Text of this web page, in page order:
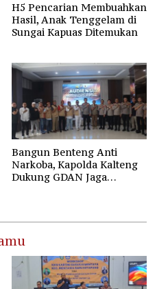
H5 Pencarian Membuahkan
Hasil, Anak Tenggelam di
Sungai Kapuas Ditemukan
Bangun Benteng Anti
Narkoba, Kapolda Kalteng
Dukung GDAN Jaga